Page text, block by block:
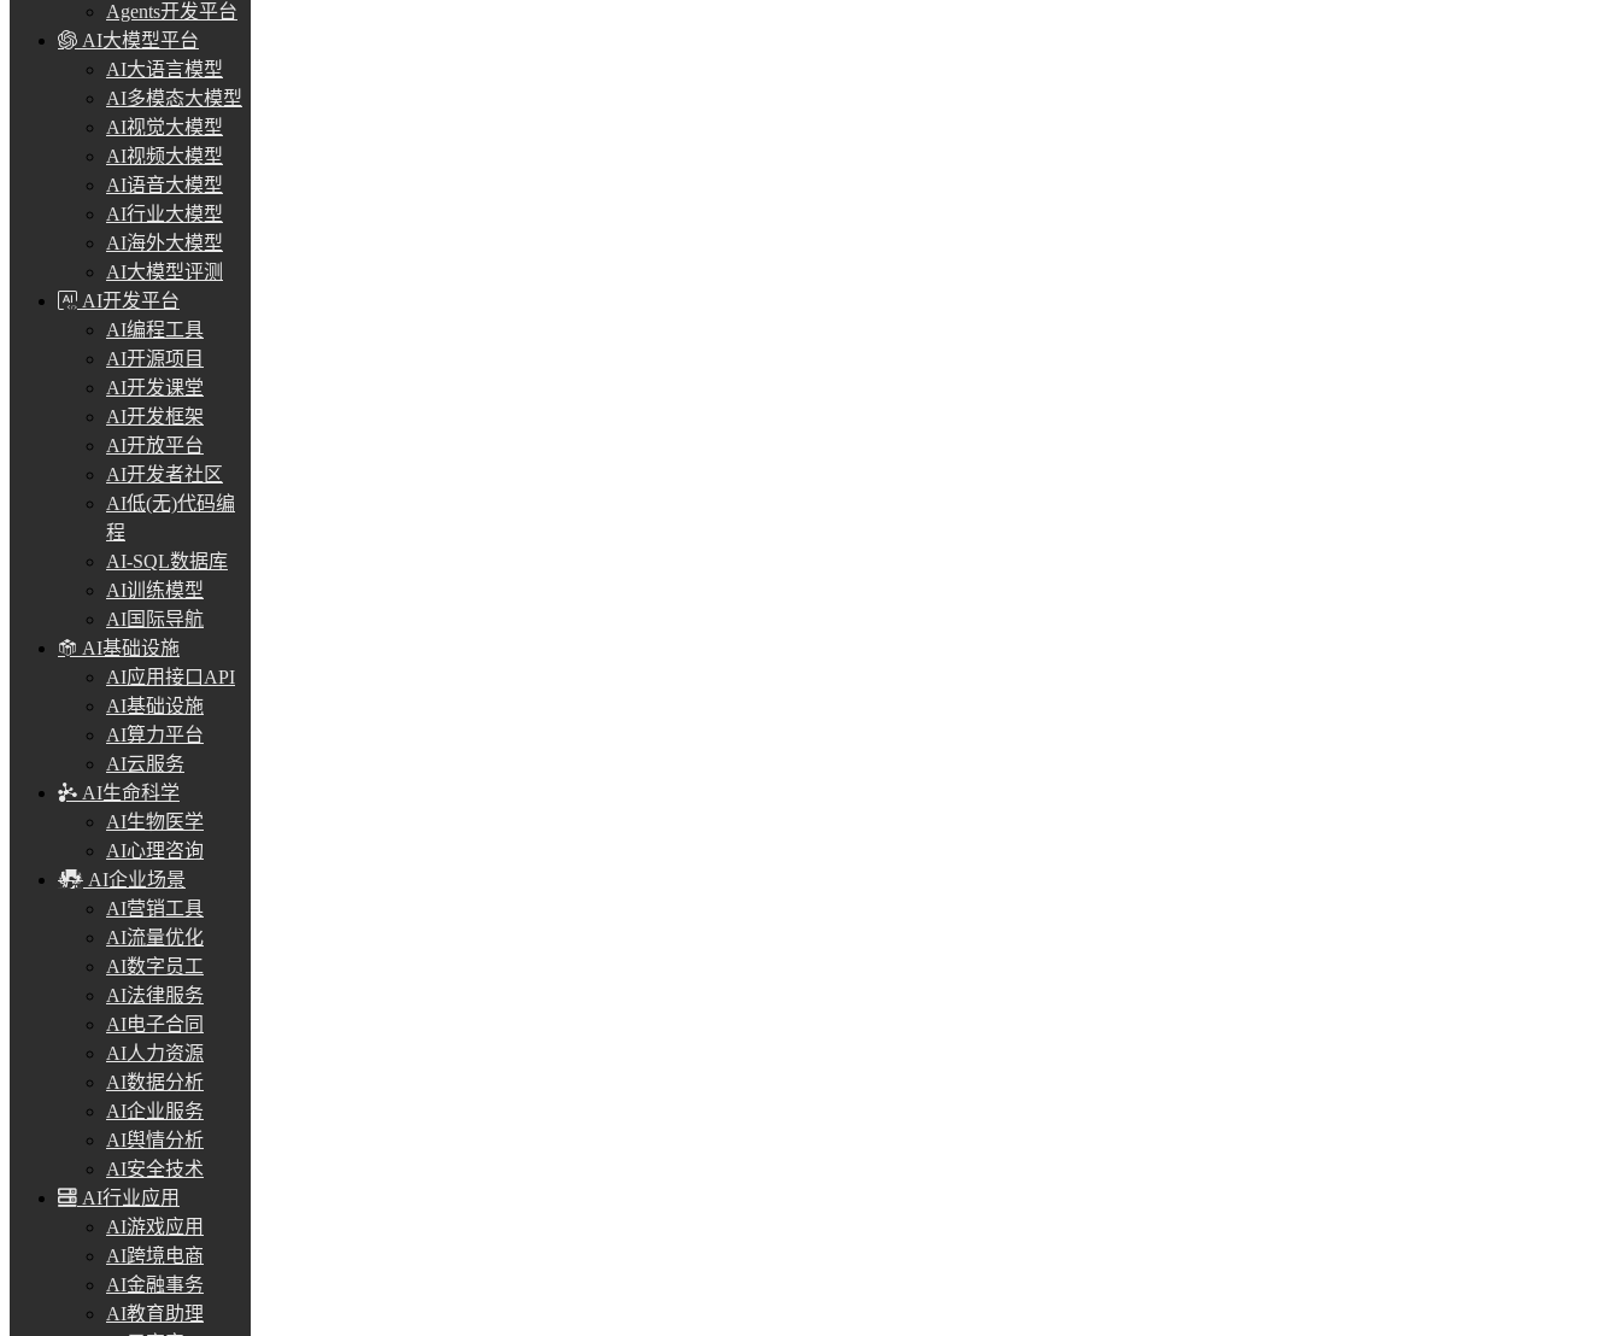
Agents开发平台
AI大模型平台
AI大语言模型
AI多模态大模型
AI视觉大模型
AI视频大模型
AI语音大模型
AI行业大模型
AI海外大模型
AI大模型评测
AI开发平台
AI编程工具
AI开源项目
AI开发课堂
AI开发框架
AI开放平台
AI开发者社区
AI低(无)代码编
程
AI-SQL数据库
AI训练模型
AI国际导航
AI基础设施
AI应用接口API
AI基础设施
AI算力平台
AI云服务
AI生命科学
AI生物医学
AI心理咨询
AI企业场景
AI营销工具
AI流量优化
AI数字员工
AI法律服务
AI电子合同
AI人力资源
AI数据分析
AI企业服务
AI舆情分析
AI安全技术
AI行业应用
AI游戏应用
AI跨境电商
AI金融事务
AI教育助理